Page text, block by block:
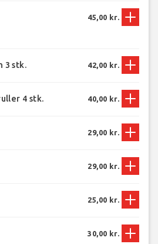
45,00 kr.
3 stk. 42,00 kr.
4 stk. 40,00 kr.
29,00 kr.
29,00 kr.
25,00 kr.
30,00 kr.